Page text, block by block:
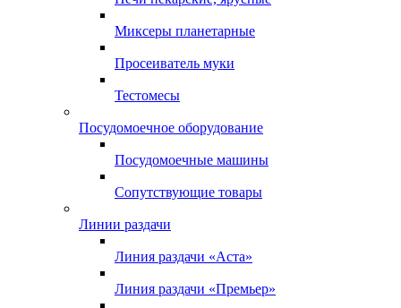
Миксеры планетарные
Просеиватель муки
Тестомесы
Посудомоечное оборудование
Посудомоечные машины
Сопутствующие товары
Линии раздачи
Линия раздачи «Аста»
Линия раздачи «Премьер»